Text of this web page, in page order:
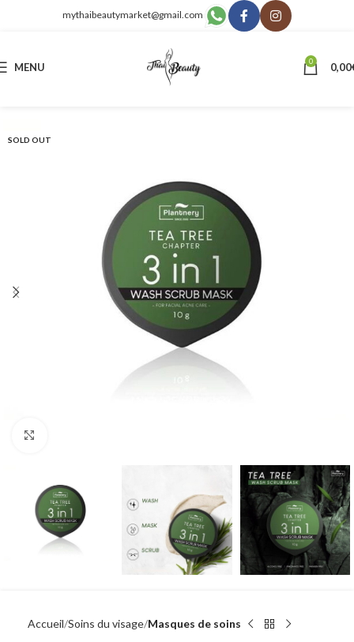
mythaibeautymarket@gmail.com
MENU 0 0,00
SOLD OUT
Accueil Soins du visage Masques de soins